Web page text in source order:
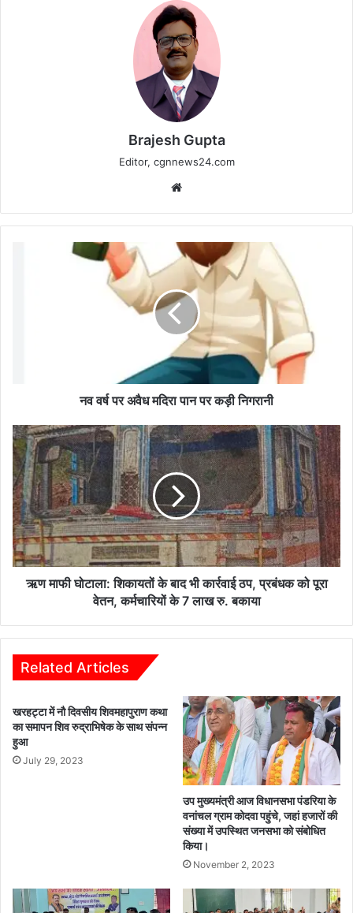
Brajesh Gupta
Editor, cgnnews24.com
नव वर्ष पर अवैध मदिरा पान पर कड़ी निगरानी
ऋण
माफी
घोटाला:
शिकायतों
के
बाद
भी
कार्रवाई
ठप,
प्रबंधक
7
रु.
बकाया
ऋण माफी घोटाला: शिकायतों के बाद भी कार्रवाई ठप, प्रबंधक को पूरा
वेतन, कर्मचारियों के 7 लाख रु. बकाया
Related Articles
खरहट्टा में नौ दिवसीय शिवमहापुराण कथा
का समापन शिव रुद्राभिषेक के साथ संपन्न
हुआ
July 29, 2023
उप मुख्यमंत्री आज विधानसभा पंडरिया के
वनांचल ग्राम कोदवा पहुंचे, जहां हजारों की
संख्या में उपस्थित जनसभा को संबोधित
किया।
November 2, 2023